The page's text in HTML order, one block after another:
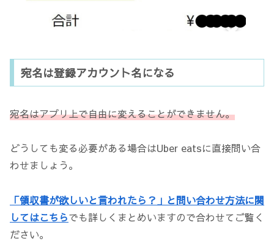
宛名は登録アカウント名になる
宛名はアプリ上で自由に変えることができません。
どうしても変る必要がある場合はUber eatsに直接問い合
わせましょう。
「領収書が欲しいと言われたら？」と問い合わせ方法に関
してはこちらでも詳しくまとめいますので合わせてご覧く
ださい。